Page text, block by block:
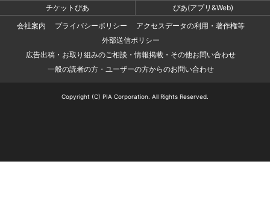
チケットぴあ
ぴあ(アプリ&Web)
会社案内
プライバシーポリシー
アクセスデータの利用・著作権等
外部送信ポリシー
広告出稿・お取り組みのご相談・情報掲載・その他お問い合わせ
一般の読者の方・ユーザーの方からのお問い合わせ
Copyright (C) PIA Corporation. All Rights Reserved.